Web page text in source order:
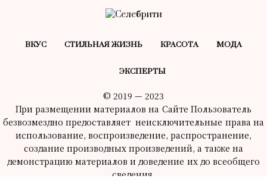
ВКУС СТИЛЬНАЯ ЖИЗНЬ КРАСОТA МОДА
ЭКСПЕРТЫ
© 2019 — 2023
При размещении материалов на Сайте Пользователь
безвозмездно предоставляет неисключительные права на
использование, воспроизведение, распространение,
создание производных произведений, а также на
демонстрацию материалов и доведение их до всеобщего
сведения.